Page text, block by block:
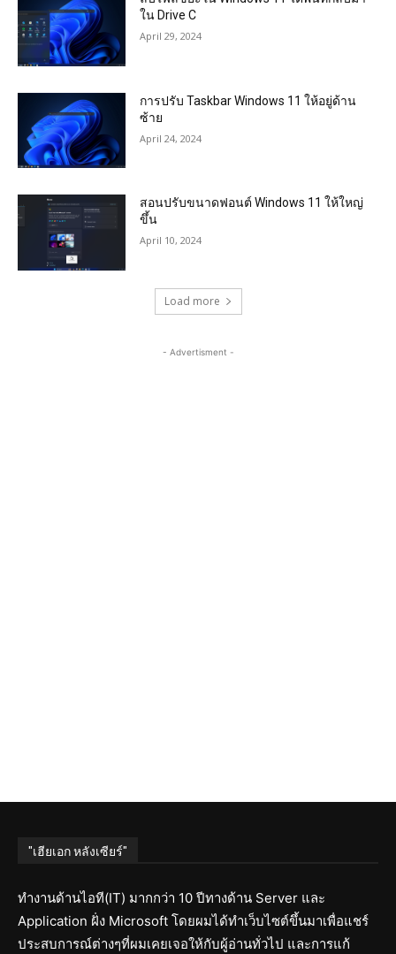
ใน Drive C
April 29, 2024
การปรับ Taskbar Windows 11 ให้อยู่ด้าน
ซ้าย
April 24, 2024
สอนปรับขนาดฟอนต์ Windows 11 ให้ใหญ่
ขึ้น
April 10, 2024
Load more
- Advertisment -
"เฮียเอก หลังเซียร์"
ทำงานด้านไอที(IT) มากกว่า 10 ปีทางด้าน Server และ
Application ฝั่ง Microsoft โดยผมได้ทำเว็บไซต์ขึ้นมาเพื่อแชร์
ประสบการณ์ต่างๆที่ผมเคยเจอให้กับผู้อ่านทั่วไป และการแก้